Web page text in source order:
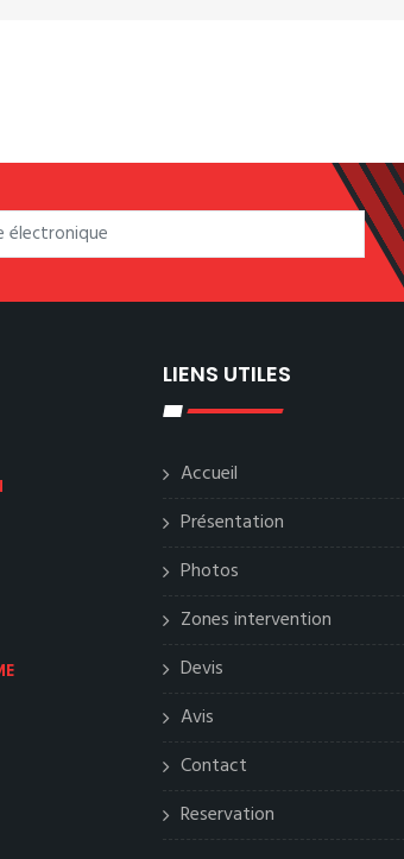
LIENS UTILES
Accueil
Présentation
Photos
Zones intervention
Devis
Avis
Contact
Reservation